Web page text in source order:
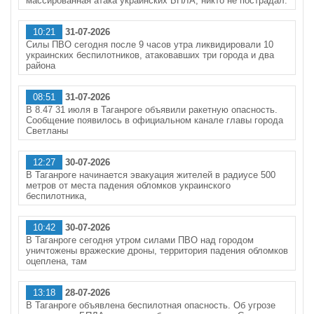
10:21
31-07-2026
Силы ПВО сегодня после 9 часов утра ликвидировали 10
украинских беспилотников, атаковавших три города и два
района
08:51
31-07-2026
В 8.47 31 июля в Таганроге объявили ракетную опасность.
Сообщение появилось в официальном канале главы города
Светланы
12:27
30-07-2026
В Таганроге начинается эвакуация жителей в радиусе 500
метров от места падения обломков украинского
беспилотника,
10:42
30-07-2026
В Таганроге сегодня утром силами ПВО над городом
уничтожены вражеские дроны, территория падения обломков
оцеплена, там
13:18
28-07-2026
В Таганроге объявлена беспилотная опасность. Об угрозе